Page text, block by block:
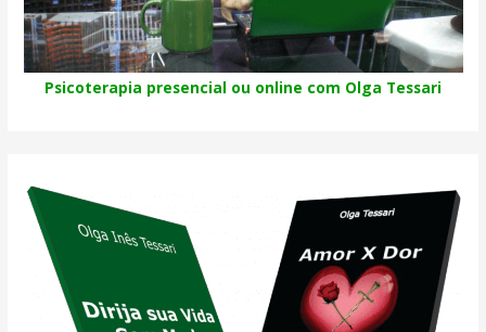
Psicoterapia presencial ou online com Olga Tessari